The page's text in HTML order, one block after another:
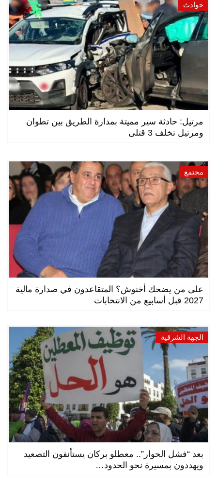
حوادث
مرتيل: حادثة سير مميتة بمدارة الطريق بين تطوان
ومرتيل تخلف 3 قتلى
مجتمع
على من يضحك أخنوش؟ المتقاعدون في صدارة مالية
2027 قبل أسابيع من الانتخابات
الجهة الشرقية
بعد “فشل الحوار”.. معطلو بركان يستأنفون التصعيد
ويهددون بمسيرة نحو الحدود…